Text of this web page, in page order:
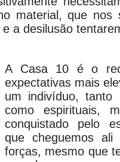
material, que nos
a desilusão
A Casa 10 é o
expectativas mais
um indivíduo, tanto
como espirituais,
conquistado pelo
que cheguemos
forças, mesmo que